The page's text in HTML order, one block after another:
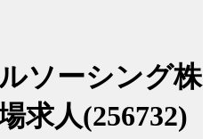
ソーシング株
求人(256732)